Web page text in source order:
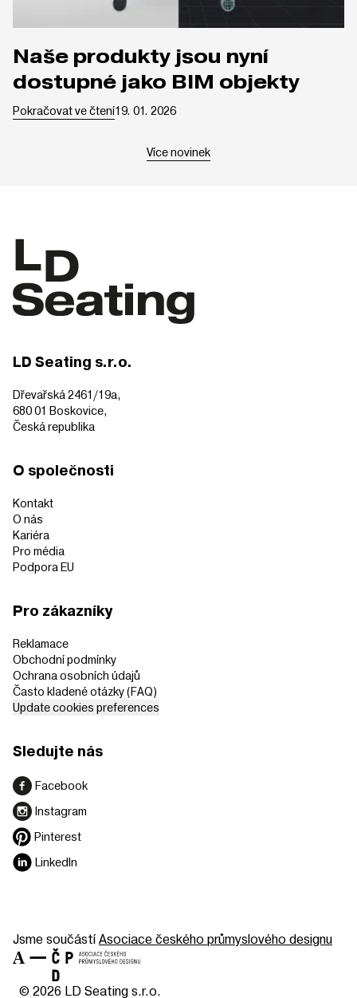
Naše produkty jsou nyní
dostupné jako BIM objekty
Pokračovat ve čtení19. 01. 2026
Více novinek
LD Seating s.r.o.
Dřevařská 2461/19a,
680 01 Boskovice,
Česká republika
O společnosti
Kontakt
O nás
Kariéra
Pro média
Podpora EU
Pro zákazníky
Reklamace
Obchodní podmínky
Ochrana osobních údajů
Často kladené otázky (FAQ)
Update cookies preferences
Sledujte nás
Facebook
Instagram
Pinterest
LinkedIn
Jsme součástíAsociace českého průmyslového designu
© 2026 LD Seating s.r.o.